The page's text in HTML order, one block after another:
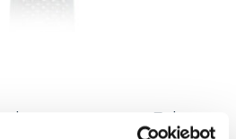
magazynowe
Falcon